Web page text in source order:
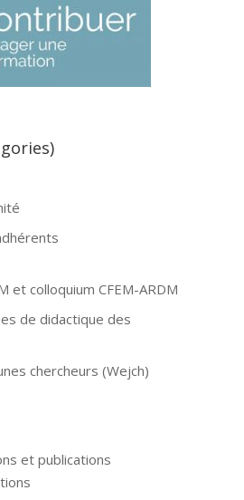
et colloquium CFEM-ARDM
de didactique des
chercheurs (Wejch)
et publications